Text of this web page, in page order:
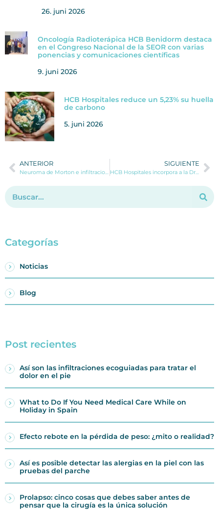
26. juni 2026
Oncología Radioterápica HCB Benidorm destaca
en el Congreso Nacional de la SEOR con varias
ponencias y comunicaciones científicas
9. juni 2026
HCB Hospitales reduce un 5,23% su huella
de carbono
5. juni 2026
ANTERIOR
Neuroma de Morton e infiltraciones ecoguiadas: tratamiento avanzado del dolor en el pie
SIGUIENTE
HCB Hospitales incorpora a la Dra. María Asunción Cámara Rodenas como especialista en Hematología y Hemoterapia
Categorías
Noticias
Blog
Post recientes
Así son las infiltraciones ecoguiadas para tratar el
dolor en el pie
What to Do If You Need Medical Care While on
Holiday in Spain
Efecto rebote en la pérdida de peso: ¿mito o realidad?
Así es posible detectar las alergias en la piel con las
pruebas del parche
Prolapso: cinco cosas que debes saber antes de
pensar que la cirugía es la única solución